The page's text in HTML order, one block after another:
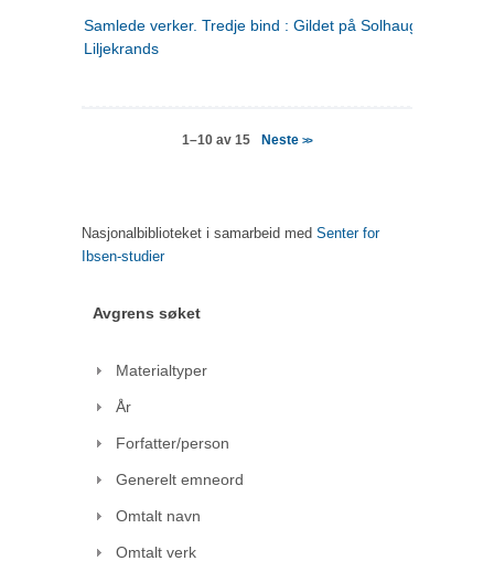
Samlede verker. Tredje bind : Gildet på Solhaug ; Olaf
Liljekrands
1–10 av 15 Neste>>
Nasjonalbiblioteket i samarbeid med Senter for
Ibsen-studier
Avgrens søket
Materialtyper
År
Forfatter/person
Generelt emneord
Omtalt navn
Omtalt verk